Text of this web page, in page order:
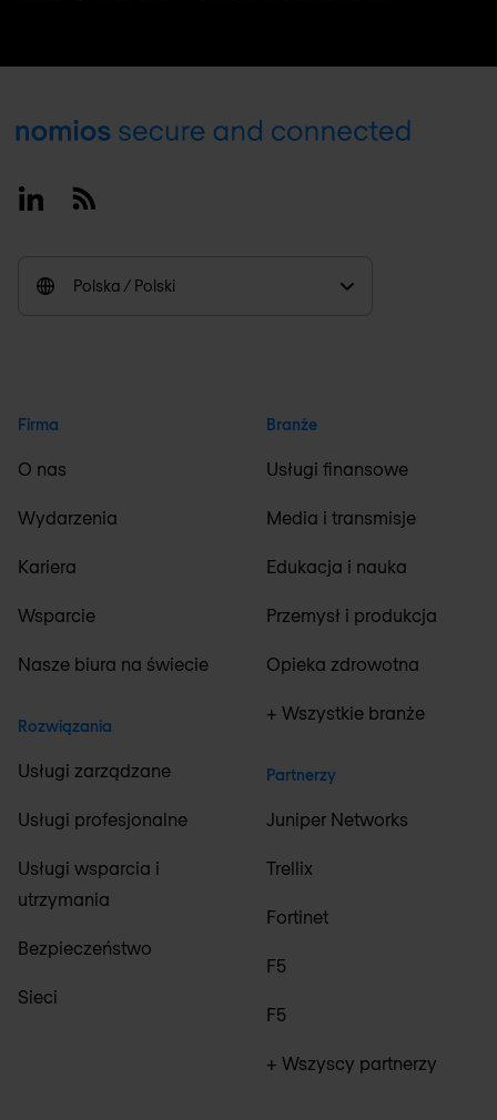
Footer
LinkedinRSS
Polska / Polski
Firma
O nas
Wydarzenia
Kariera
Wsparcie
Nasze biura na świecie
Rozwiązania
Usługi zarządzane
Usługi profesjonalne
Usługi wsparcia i
utrzymania
Bezpieczeństwo
Sieci
Branże
Usługi finansowe
Media i transmisje
Edukacja i nauka
Przemysł i produkcja
Opieka zdrowotna
+ Wszystkie branże
Partnerzy
Juniper Networks
Trellix
Fortinet
F5
F5
+ Wszyscy partnerzy